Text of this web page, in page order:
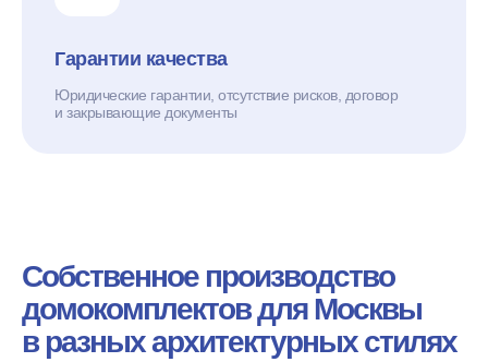
Гарантии качества
Юридические гарантии, отсутствие рисков, договор
и закрывающие документы
Собственное производство
домокомплектов для Москвы
в разных архитектурных стилях